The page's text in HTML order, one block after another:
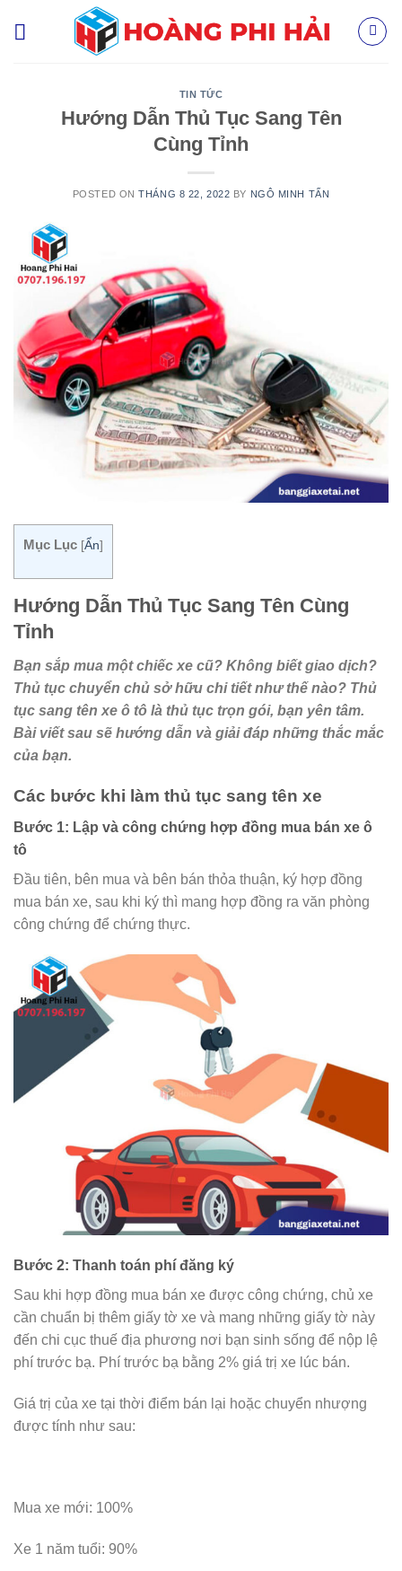
TIN TỨC
Hướng Dẫn Thủ Tục Sang Tên
Cùng Tỉnh
POSTED ONTHÁNG 8 22, 2022 BY NGÔ MINH TẤN
Mục Lục [Ẩn]
Hướng Dẫn Thủ Tục Sang Tên Cùng
Tỉnh
Bạn sắp mua một chiếc xe cũ? Không biết giao dịch?
Thủ tục chuyển chủ sở hữu chi tiết như thế nào? Thủ
tục sang tên xe ô tô là thủ tục trọn gói, bạn yên tâm.
Bài viết sau sẽ hướng dẫn và giải đáp những thắc mắc
của bạn.
Các bước khi làm thủ tục sang tên xe
Bước 1: Lập và công chứng hợp đồng mua bán xe ô
tô
Đầu tiên, bên mua và bên bán thỏa thuận, ký hợp đồng
mua bán xe, sau khi ký thì mang hợp đồng ra văn phòng
công chứng để chứng thực.
Bước 2: Thanh toán phí đăng ký
Sau khi hợp đồng mua bán xe được công chứng, chủ xe
cần chuẩn bị thêm giấy tờ xe và mang những giấy tờ này
đến chi cục thuế địa phương nơi bạn sinh sống để nộp lệ
phí trước bạ. Phí trước bạ bằng 2% giá trị xe lúc bán.
Giá trị của xe tại thời điểm bán lại hoặc chuyển nhượng
được tính như sau:
Mua xe mới: 100%
Xe 1 năm tuổi: 90%